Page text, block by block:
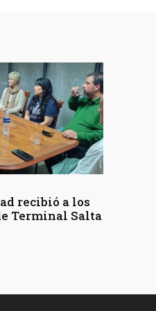
recibió a los
Terminal Salta